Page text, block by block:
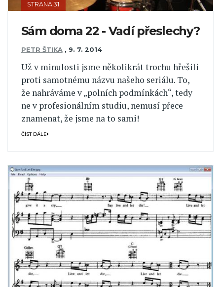
STRANA 31
Sám doma 22 - Vadí přeslechy?
PETR ŠTIKA , 9. 7. 2014
Už v minulosti jsme několikrát trochu hřešili
proti samotnému názvu našeho seriálu. To,
že nahráváme v „polních podmínkách“, tedy
ne v profesionálním studiu, nemusí přece
znamenat, že jsme na to sami!
ČÍST DÁLE